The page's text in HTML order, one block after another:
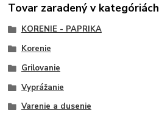
Tovar zaradený v kategóriách
KORENIE - PAPRIKA
Korenie
Grilovanie
Vyprážanie
Varenie a dusenie